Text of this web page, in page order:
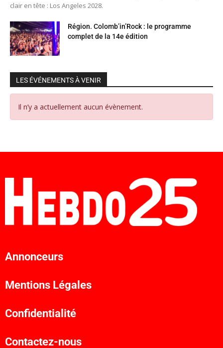
clair en tête : Los Angeles 2028.
Région. Colomb’in’Rock : le programme
complet de la 14e édition
LES ÉVÉNEMENTS À VENIR
Il n’y a actuellement aucun évènement.
Annonceurs
Mentions Légales
Confidentialité
Contactez-nous